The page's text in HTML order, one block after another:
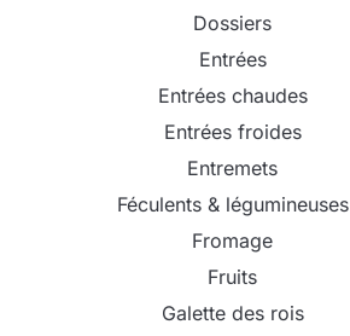
Dossiers
Entrées
Entrées chaudes
Entrées froides
Entremets
Féculents & légumineuses
Fromage
Fruits
Galette des rois